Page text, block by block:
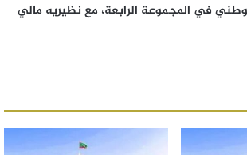
في المجموعة الرابعة، مع نظيريه مالي